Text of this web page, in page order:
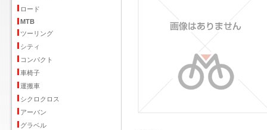
ロード
MTB
ツーリング
シティ
コンパクト
車椅子
運搬車
シクロクロス
アーバン
グラベル